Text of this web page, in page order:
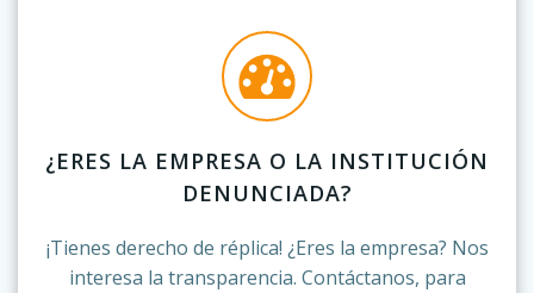
¿ERES LA EMPRESA O LA INSTITUCIÓN
DENUNCIADA?
¡Tienes derecho de réplica! ¿Eres la empresa? Nos
interesa la transparencia. Contáctanos, para